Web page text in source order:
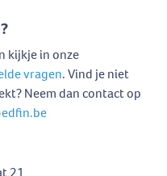
kijkje in onze
vragen. Vind je niet
Neem dan contact op
21